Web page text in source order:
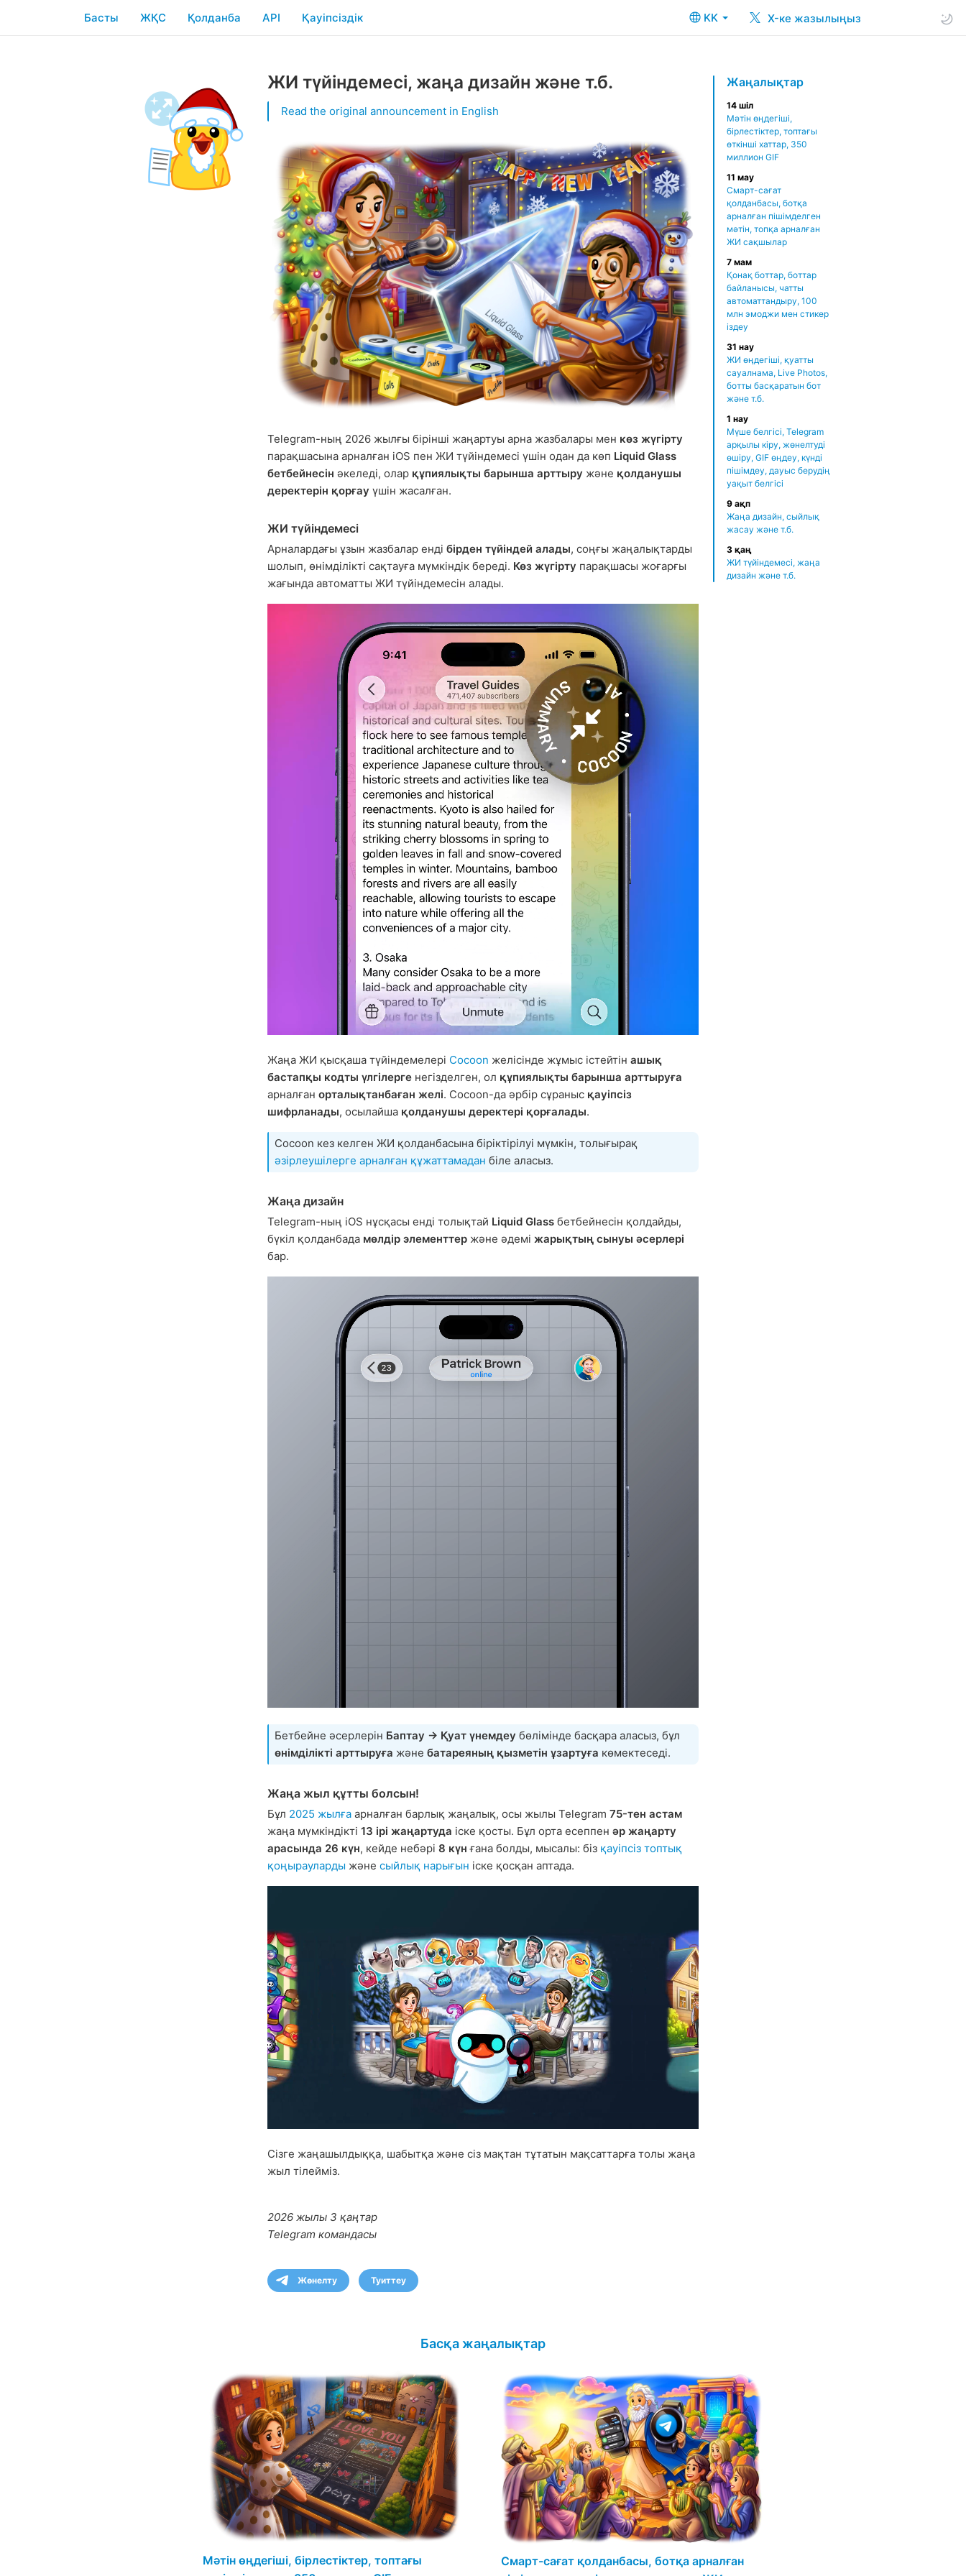
KK X-ке жазылыңыз
Басты ЖҚС Қолданба API Қауіпсіздік
Жаңалықтар
14 шіл
Мәтін өңдегіші,
бірлестіктер, топтағы
өткінші хаттар, 350
миллион GIF
11 мау
Смарт-сағат
қолданбасы, ботқа
арналған пішімделген
мәтін, топқа арналған
ЖИ сақшылар
7 мам
Қонақ боттар, боттар
байланысы, чатты
автоматтандыру, 100
млн эмоджи мен стикер
іздеу
31 нау
ЖИ өңдегіші, қуатты
сауалнама, Live Photos,
ботты басқаратын бот
және т.б.
1 нау
Мүше белгісі, Telegram
арқылы кіру, жөнелтуді
өшіру, GIF өңдеу, күнді
пішімдеу, дауыс берудің
уақыт белгісі
9 ақп
Жаңа дизайн, сыйлық
жасау және т.б.
3 қаң
ЖИ түйіндемесі, жаңа
дизайн және т.б.
ЖИ түйіндемесі, жаңа дизайн және т.б.
Read the original announcement in English
Telegram-ның 2026 жылғы бірінші жаңартуы арна жазбалары мен көз жүгірту
парақшасына арналған iOS пен ЖИ түйіндемесі үшін одан да көп Liquid Glass
бетбейнесін әкеледі, олар құпиялықты барынша арттыру және қолданушы
деректерін қорғау үшін жасалған.
ЖИ түйіндемесі
Арналардағы ұзын жазбалар енді бірден түйіндей алады, соңғы жаңалықтарды
шолып, өнімділікті сақтауға мүмкіндік береді. Көз жүгірту парақшасы жоғарғы
жағында автоматты ЖИ түйіндемесін алады.
Жаңа ЖИ қысқаша түйіндемелері Cocoon желісінде жұмыс істейтін ашық
бастапқы кодты үлгілерге негізделген, ол құпиялықты барынша арттыруға
арналған орталықтанбаған желі. Cocoon-да әрбір сұраныс қауіпсіз
шифрланады, осылайша қолданушы деректері қорғалады.
Cocoon кез келген ЖИ қолданбасына біріктірілуі мүмкін, толығырақ
әзірлеушілерге арналған құжаттамадан біле аласыз.
Жаңа дизайн
Telegram-ның iOS нұсқасы енді толықтай Liquid Glass бетбейнесін қолдайды,
бүкіл қолданбада мөлдір элементтер және әдемі жарықтың сынуы әсерлері
бар.
Бетбейне әсерлерін Баптау → Қуат үнемдеу бөлімінде басқара аласыз, бұл
өнімділікті арттыруға және батареяның қызметін ұзартуға көмектеседі.
Жаңа жыл құтты болсын!
Бұл 2025 жылға арналған барлық жаңалық, осы жылы Telegram 75-тен астам
жаңа мүмкіндікті 13 ірі жаңартуда іске қосты. Бұл орта есеппен әр жаңарту
арасында 26 күн, кейде небәрі 8 күн ғана болды, мысалы: біз қауіпсіз топтық
қоңырауларды және сыйлық нарығын іске қосқан аптада.
Сізге жаңашылдыққа, шабытқа және сіз мақтан тұтатын мақсаттарға толы жаңа
жыл тілейміз.
2026 жылы 3 қаңтар
Telegram командасы
Жөнелту Туиттеу
Басқа жаңалықтар
Мәтін өңдегіші, бірлестіктер, топтағы
Смарт-сағат қолданбасы, ботқа арналған